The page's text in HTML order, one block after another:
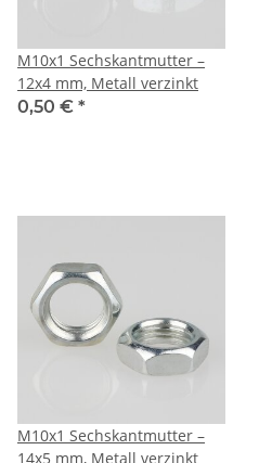
M10x1 Sechskantmutter –
12x4 mm, Metall verzinkt
0,50 € *
M10x1 Sechskantmutter –
14x5 mm, Metall verzinkt